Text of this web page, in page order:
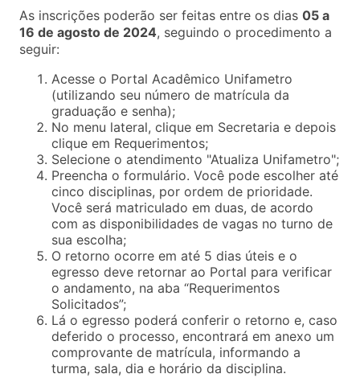
As inscrições poderão ser feitas entre os dias 05 a
16 de agosto de 2024, seguindo o procedimento a
seguir:
Acesse o Portal Acadêmico Unifametro
(utilizando seu número de matrícula da
graduação e senha);
No menu lateral, clique em Secretaria e depois
clique em Requerimentos;
Selecione o atendimento "Atualiza Unifametro";
Preencha o formulário. Você pode escolher até
cinco disciplinas, por ordem de prioridade.
Você será matriculado em duas, de acordo
com as disponibilidades de vagas no turno de
sua escolha;
O retorno ocorre em até 5 dias úteis e o
egresso deve retornar ao Portal para verificar
o andamento, na aba “Requerimentos
Solicitados”;
Lá o egresso poderá conferir o retorno e, caso
deferido o processo, encontrará em anexo um
comprovante de matrícula, informando a
turma, sala, dia e horário da disciplina.